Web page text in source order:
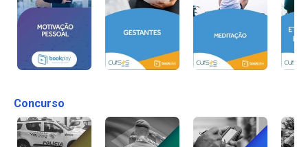
Concurso